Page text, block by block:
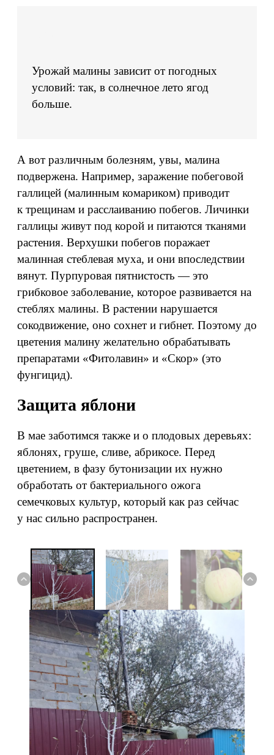
Урожай малины зависит от погодных
условий: так, в солнечное лето ягод
больше.
А вот различным болезням, увы, малина
подвержена. Например, заражение побеговой
галлицей (малинным комариком) приводит
к трещинам и расслаиванию побегов. Личинки
галлицы живут под корой и питаются тканями
растения. Верхушки побегов поражает
малинная стеблевая муха, и они впоследствии
вянут. Пурпуровая пятнистость — это
грибковое заболевание, которое развивается на
стеблях малины. В растении нарушается
сокодвижение, оно сохнет и гибнет. Поэтому до
цветения малину желательно обрабатывать
препаратами «Фитолавин» и «Скор» (это
фунгицид).
Защита яблони
В мае заботимся также и о плодовых деревьях:
яблонях, груше, сливе, абрикосе. Перед
цветением, в фазу бутонизации их нужно
обработать от бактериального ожога
семечковых культур, который как раз сейчас
у нас сильно распространен.